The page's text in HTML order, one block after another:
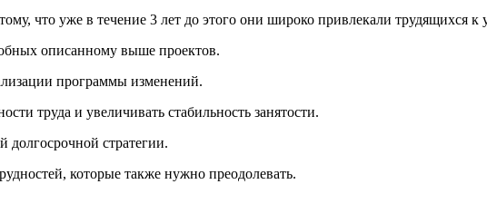
что уже в течение 3 лет до этого они широко привле­кали трудящихся
описанному выше проектов.
программы изменений.
труда и увеличивать стабильность занятости.
долгосрочной стратегии.
которые также нужно преодолевать.